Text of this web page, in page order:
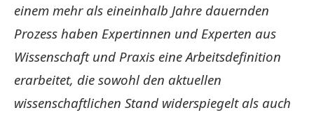
einem mehr als eineinhalb Jahre dauernden
Prozess haben Expertinnen und Experten aus
Wissenschaft und Praxis eine Arbeitsdefinition
erarbeitet, die sowohl den aktuellen
wissenschaftlichen Stand widerspiegelt als auch